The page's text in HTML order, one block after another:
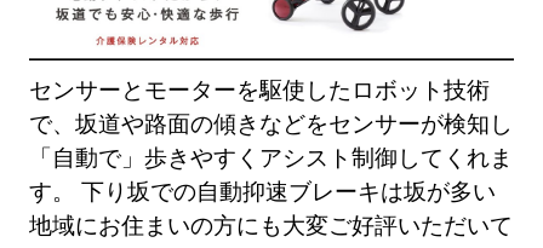
センサーとモーターを駆使したロボット技術
で、坂道や路面の傾きなどをセンサーが検知し
「自動で」歩きやすくアシスト制御してくれま
す。 下り坂での自動抑速ブレーキは坂が多い
地域にお住まいの方にも大変ご好評いただいて